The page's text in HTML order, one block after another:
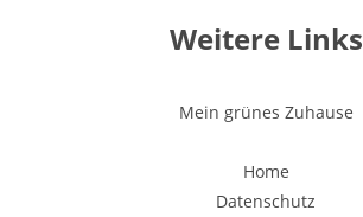
Weitere Links
Mein grünes Zuhause
Home
Datenschutz